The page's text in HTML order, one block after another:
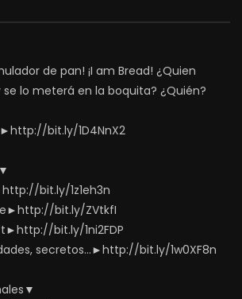
de pan! ¡I am Bread! ¿Quien
lo meterá en la boquita? ¿Quién?
bit.ly/1D4NnX2
bit.ly/1z1eh3n
bit.ly/ZVtkfI
bit.ly/1ni2FDP
secretos…►http://bit.ly/1w0XF8n